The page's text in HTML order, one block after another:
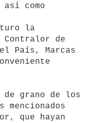
como
la
Contralor de
País, Marcas
de grano de los
mencionados
que hayan